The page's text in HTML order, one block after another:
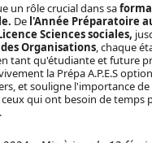
un rôle crucial dans sa
De l'Année Préparatoire
Sciences sociales,
Organisations, chaque
tant qu'étudiante et future
la Prépa A.P.E.S
et souligne l'importance
qui ont besoin de temps